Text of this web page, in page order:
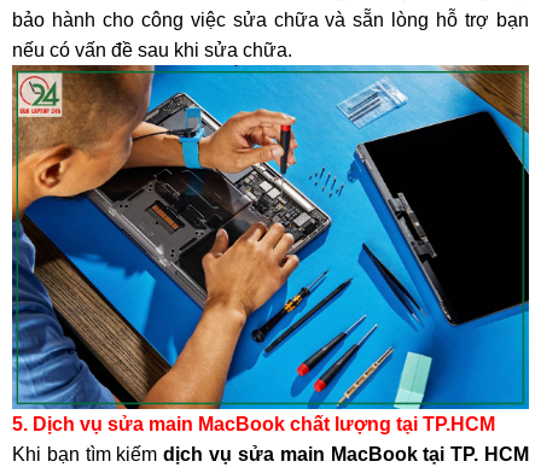
bảo hành cho công việc sửa chữa và sẵn lòng hỗ trợ bạn
nếu có vấn đề sau khi sửa chữa.
5. Dịch vụ sửa main MacBook chất lượng tại TP.HCM
Khi bạn tìm kiếmdịch vụ sửa main MacBook tại TP. HCM